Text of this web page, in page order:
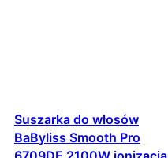
Suszarka do włosów
BaByliss Smooth Pro